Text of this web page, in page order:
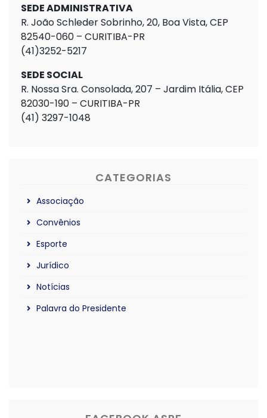
SEDE ADMINISTRATIVA
R. João Schleder Sobrinho, 20, Boa Vista, CEP
82540-060 – CURITIBA-PR
(41)3252-5217
SEDE SOCIAL
R. Nossa Sra. Consolada, 207 – Jardim Itália, CEP
82030-190 – CURITIBA-PR
(41) 3297-1048
CATEGORIAS
Associação
Convênios
Esporte
Jurídico
Notícias
Palavra do Presidente